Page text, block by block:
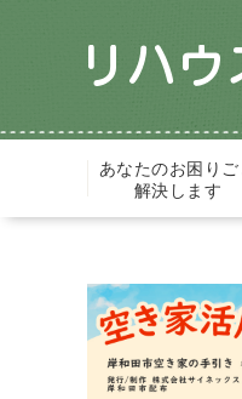
あなたのお困りご
解決します